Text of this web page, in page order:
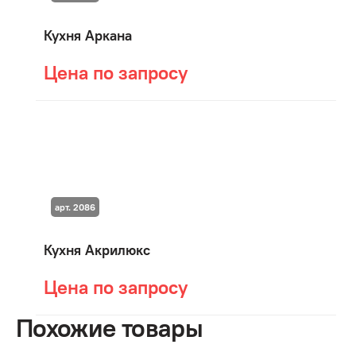
Кухня Аркана
Цена по запросу
Кухня Акрилюкс
Цена по запросу
арт. 2086
Похожие товары